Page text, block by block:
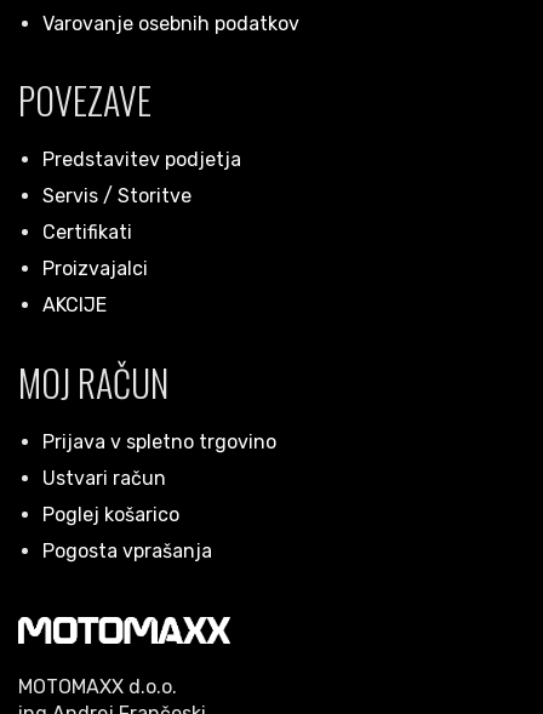
Varovanje osebnih podatkov
POVEZAVE
Predstavitev podjetja
Servis / Storitve
Certifikati
Proizvajalci
AKCIJE
MOJ RAČUN
Prijava v spletno trgovino
Ustvari račun
Poglej košarico
Pogosta vprašanja
MOTOMAXX d.o.o.